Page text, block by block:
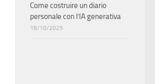
Come costruire un diario
personale con l’IA generativa
18/10/2025